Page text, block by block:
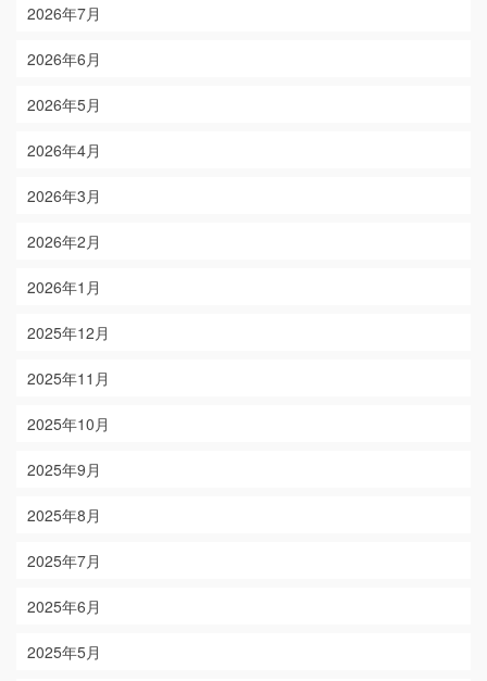
2026年7月
2026年6月
2026年5月
2026年4月
2026年3月
2026年2月
2026年1月
2025年12月
2025年11月
2025年10月
2025年9月
2025年8月
2025年7月
2025年6月
2025年5月